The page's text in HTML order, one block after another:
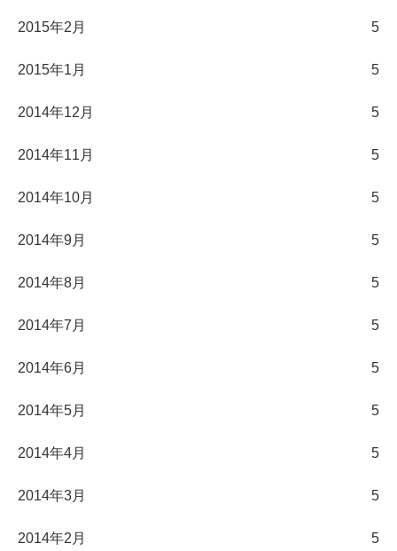
2015年2月 5
2015年1月 5
2014年12月 5
2014年11月 5
2014年10月 5
2014年9月 5
2014年8月 5
2014年7月 5
2014年6月 5
2014年5月 5
2014年4月 5
2014年3月 5
2014年2月 5